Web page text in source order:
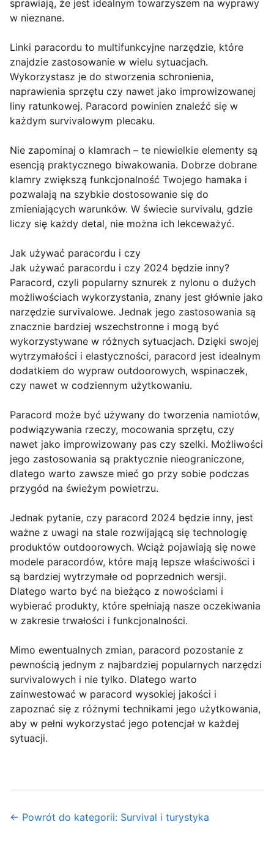
sprawiają, że jest idealnym towarzyszem na wyprawy
w nieznane.
Linki paracordu to multifunkcyjne narzędzie, które
znajdzie zastosowanie w wielu sytuacjach.
Wykorzystasz je do stworzenia schronienia,
naprawienia sprzętu czy nawet jako improwizowanej
liny ratunkowej. Paracord powinien znaleźć się w
każdym survivalowym plecaku.
Nie zapominaj o klamrach – te niewielkie elementy są
esencją praktycznego biwakowania. Dobrze dobrane
klamry zwiększą funkcjonalność Twojego hamaka i
pozwalają na szybkie dostosowanie się do
zmieniających warunków. W świecie survivalu, gdzie
liczy się każdy detal, nie można ich lekceważyć.
Jak używać paracordu i czy
Jak używać paracordu i czy 2024 będzie inny?
Paracord, czyli popularny sznurek z nylonu o dużych
możliwościach wykorzystania, znany jest głównie jako
narzędzie survivalowe. Jednak jego zastosowania są
znacznie bardziej wszechstronne i mogą być
wykorzystywane w różnych sytuacjach. Dzięki swojej
wytrzymałości i elastyczności, paracord jest idealnym
dodatkiem do wypraw outdoorowych, wspinaczek,
czy nawet w codziennym użytkowaniu.
Paracord może być używany do tworzenia namiotów,
podwiązywania rzeczy, mocowania sprzętu, czy
nawet jako improwizowany pas czy szelki. Możliwości
jego zastosowania są praktycznie nieograniczone,
dlatego warto zawsze mieć go przy sobie podczas
przygód na świeżym powietrzu.
Jednak pytanie, czy paracord 2024 będzie inny, jest
ważne z uwagi na stale rozwijającą się technologię
produktów outdoorowych. Wciąż pojawiają się nowe
modele paracordów, które mają lepsze właściwości i
są bardziej wytrzymałe od poprzednich wersji.
Dlatego warto być na bieżąco z nowościami i
wybierać produkty, które spełniają nasze oczekiwania
w zakresie trwałości i funkcjonalności.
Mimo ewentualnych zmian, paracord pozostanie z
pewnością jednym z najbardziej popularnych narzędzi
survivalowych i nie tylko. Dlatego warto
zainwestować w paracord wysokiej jakości i
zapoznać się z różnymi technikami jego użytkowania,
aby w pełni wykorzystać jego potencjał w każdej
sytuacji.
← Powrót do kategorii: Survival i turystyka